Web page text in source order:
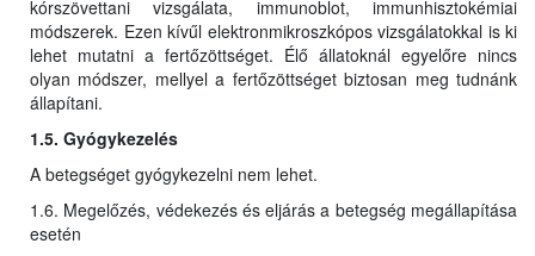
kórszövettani vizsgálata, immunoblot, immunhisztokémiai
módszerek. Ezen kívűl elektronmikroszkópos vizsgálatokkal is ki
lehet mutatni a fertőzöttséget. Élő állatoknál egyelőre nincs
olyan módszer, mellyel a fertőzöttséget biztosan meg tudnánk
állapítani.
1.5. Gyógykezelés
A betegséget gyógykezelni nem lehet.
1.6. Megelőzés, védekezés és eljárás a betegség megállapítása
esetén